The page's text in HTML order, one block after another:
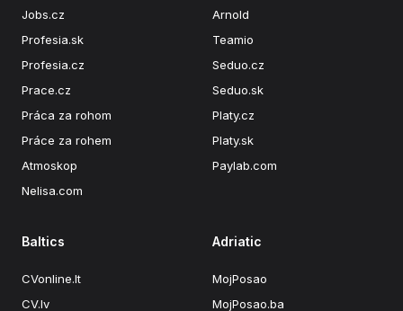
Jobs.cz
Profesia.sk
Profesia.cz
Prace.cz
Práca za rohom
Práce za rohem
Atmoskop
Nelisa.com
Arnold
Teamio
Seduo.cz
Seduo.sk
Platy.cz
Platy.sk
Paylab.com
Baltics
CVonline.lt
CV.lv
Adriatic
MojPosao
MojPosao.ba